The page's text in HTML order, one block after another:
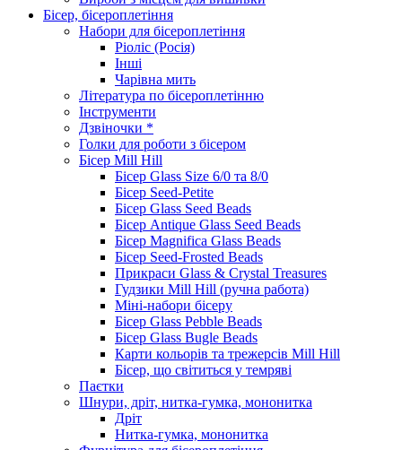
Бісер, бісероплетіння
Набори для бісероплетіння
Ріоліс (Росія)
Інші
Чарівна мить
Література по бісероплетінню
Інструменти
Дзвіночки *
Голки для роботи з бісером
Бісер Mill Hill
Бісер Glass Size 6/0 та 8/0
Бісер Seed-Petite
Бісер Glass Seed Beads
Бісер Antique Glass Seed Beads
Бісер Magnifica Glass Beads
Бісер Seed-Frosted Beads
Прикраси Glass & Crystal Treasures
Гудзики Mill Hill (ручна работа)
Міні-набори бісеру
Бісер Glass Pebble Beads
Бісер Glass Bugle Beads
Карти кольорів та трежерсів Mill Hill
Бісер, що світиться у темряві
Паєтки
Шнури, дріт, нитка-гумка, мононитка
Дріт
Нитка-гумка, мононитка